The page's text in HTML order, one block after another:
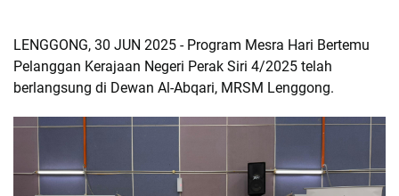
LENGGONG, 30 JUN 2025 - Program Mesra Hari Bertemu
Pelanggan Kerajaan Negeri Perak Siri 4/2025 telah
berlangsung di Dewan Al-Abqari, MRSM Lenggong.